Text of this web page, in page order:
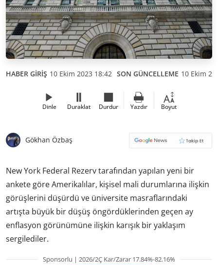
HABER GİRİŞ 10 Ekim 2023 18:42 SON GÜNCELLEME 10 Ekim
Dinle Duraklat Durdur Yazdır Boyut
Gökhan Özbaş
New York Federal Rezerv tarafından yapılan yeni bir
ankete göre Amerikalılar, kişisel mali durumlarına ilişkin
görüşlerini düşürdü ve üniversite masraflarındaki
artışta büyük bir düşüş öngördüklerinden geçen ay
enflasyon görünümüne ilişkin karışık bir yaklaşım
sergilediler.
Sponsorlu | 2026/2Ç Kar/Zarar 17.84%-82.16%